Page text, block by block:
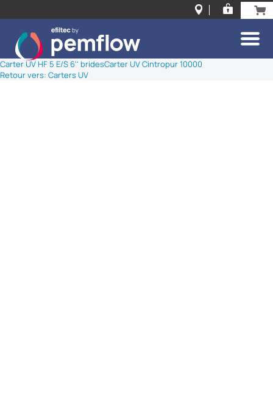
Carter UV HF 5 E/S 6'' bridesCarter UV Cintropur 10000
Retour vers: Carters UV